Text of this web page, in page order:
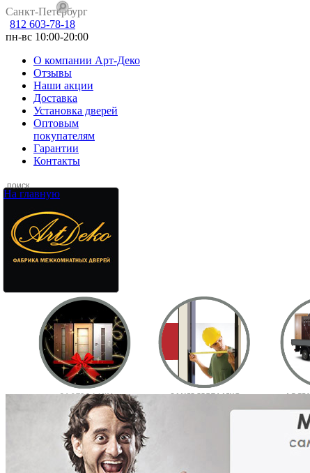
Санкт-Петербург
812 603-78-18
пн-вс 10:00-20:00
О компании Арт-Деко
Отзывы
Наши акции
Доставка
Установка дверей
Оптовым
покупателям
Гарантии
Контакты
На главную